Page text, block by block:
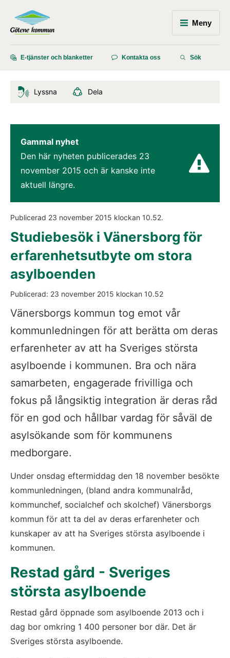
Meny
E-tjänster och blanketter Kontakta oss Sök
Lyssna Dela
Gammal nyhet
Den här nyheten publicerades 23
november 2015 och är kanske inte
aktuell längre.
Publicerad 23 november 2015 klockan 10.52.
Studiebesök i Vänersborg för
erfarenhetsutbyte om stora
asylboenden
Publicerad: 23 november 2015 klockan 10.52
Vänersborgs kommun tog emot vår
kommunledningen för att berätta om deras
erfarenheter av att ha Sveriges största
asylboende i kommunen. Bra och nära
samarbeten, engagerade frivilliga och
fokus på långsiktig integration är deras råd
för en god och hållbar vardag för såväl de
asylsökande som för kommunens
medborgare.
Under onsdag eftermiddag den 18 november besökte
kommunledningen, (bland andra kommunalråd,
kommunchef, socialchef och skolchef) Vänersborgs
kommun för att ta del av deras erfarenheter och
kunskaper av att ha Sveriges största asylboende i
kommunen.
Restad gård - Sveriges
största asylboende
Restad gård öppnade som asylboende 2013 och i
dag bor omkring 1 400 personer bor där. Det är
Sveriges största asylboende.